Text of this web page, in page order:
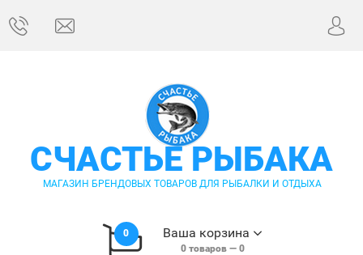
СЧАСТЬЕ РЫБАКА
МАГАЗИН БРЕНДОВЫХ ТОВАРОВ ДЛЯ РЫБАЛКИ И ОТДЫХА
0 Ваша корзина
0товаров — 0